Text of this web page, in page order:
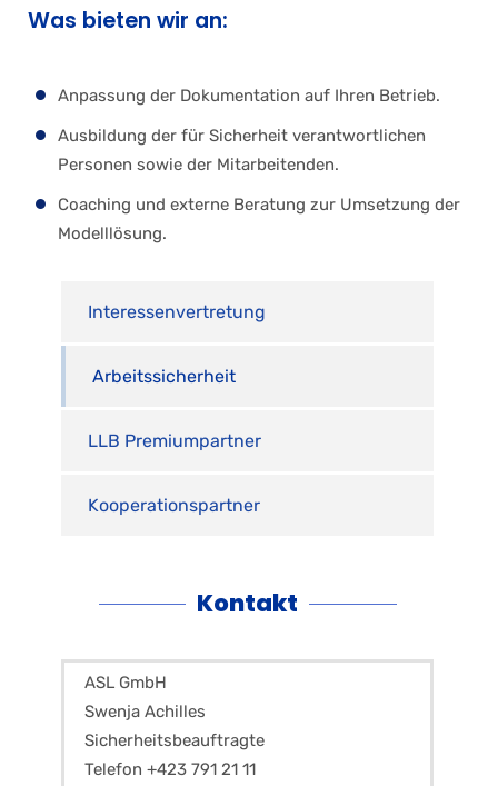
Was bieten wir an:
Anpassung der Dokumentation auf Ihren Betrieb.
Ausbildung der für Sicherheit verantwortlichen
Personen sowie der Mitarbeitenden.
Coaching und externe Beratung zur Umsetzung der
Modelllösung.
Interessenvertretung
Arbeitssicherheit
LLB Premiumpartner
Kooperationspartner
Kontakt
ASL GmbH
Swenja Achilles
Sicherheitsbeauftragte
Telefon +423 791 21 11